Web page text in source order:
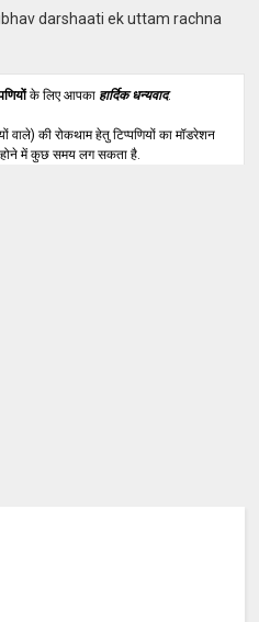
darshaati ek uttam rachna
के लिए आपका हार्दिक धन्यवाद.
वाले) की रोकथाम हेतु टिप्पणियों का मॉडरेशन
होने में कुछ समय लग सकता है.